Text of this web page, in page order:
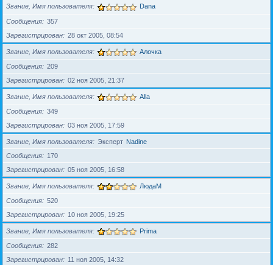
Звание, Имя пользователя Dana
Сообщения
357
Зарегистрирован
28 окт 2005, 08:54
Звание, Имя пользователя Алочка
Сообщения
209
Зарегистрирован
02 ноя 2005, 21:37
Звание, Имя пользователя Alla
Сообщения
349
Зарегистрирован
03 ноя 2005, 17:59
Звание, Имя пользователя Эксперт Nadine
Сообщения
170
Зарегистрирован
05 ноя 2005, 16:58
Звание, Имя пользователя ЛюдаМ
Сообщения
520
Зарегистрирован
10 ноя 2005, 19:25
Звание, Имя пользователя Prima
Сообщения
282
Зарегистрирован
11 ноя 2005, 14:32